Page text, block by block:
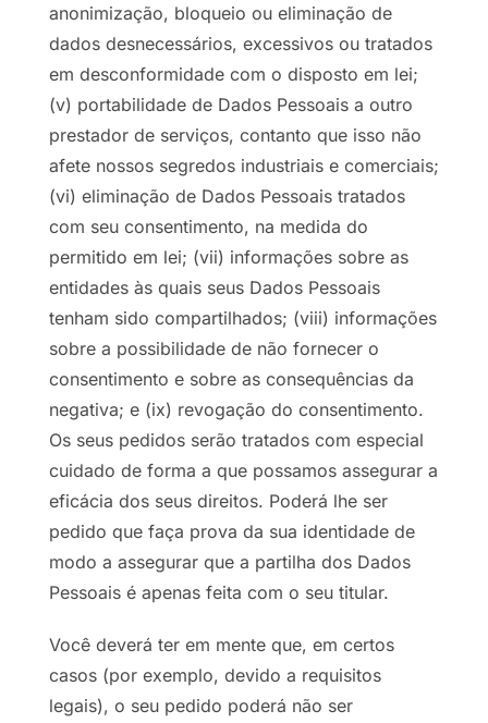
anonimização, bloqueio ou eliminação de
dados desnecessários, excessivos ou tratados
em desconformidade com o disposto em lei;
(v) portabilidade de Dados Pessoais a outro
prestador de serviços, contanto que isso não
afete nossos segredos industriais e comerciais;
(vi) eliminação de Dados Pessoais tratados
com seu consentimento, na medida do
permitido em lei; (vii) informações sobre as
entidades às quais seus Dados Pessoais
tenham sido compartilhados; (viii) informações
sobre a possibilidade de não fornecer o
consentimento e sobre as consequências da
negativa; e (ix) revogação do consentimento.
Os seus pedidos serão tratados com especial
cuidado de forma a que possamos assegurar a
eficácia dos seus direitos. Poderá lhe ser
pedido que faça prova da sua identidade de
modo a assegurar que a partilha dos Dados
Pessoais é apenas feita com o seu titular.
Você deverá ter em mente que, em certos
casos (por exemplo, devido a requisitos
legais), o seu pedido poderá não ser